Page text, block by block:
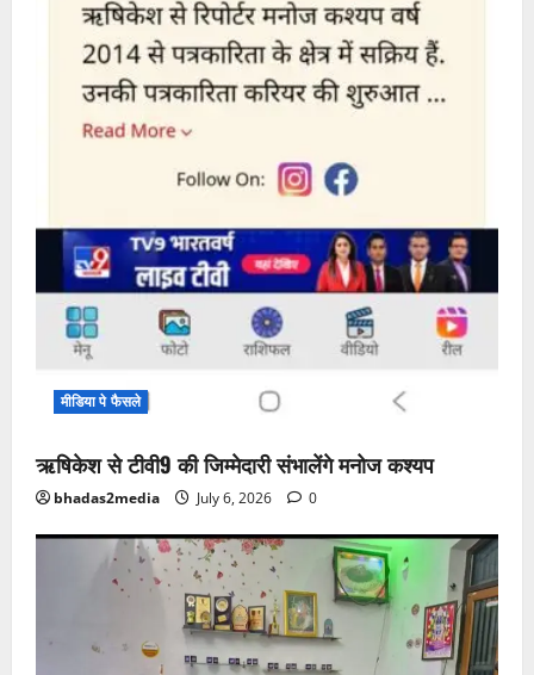
मीडिया पे फैसले
ऋषिकेश से टीवी9 की जिम्मेदारी संभालेंगे मनोज कश्यप
bhadas2media July 6, 2026 0